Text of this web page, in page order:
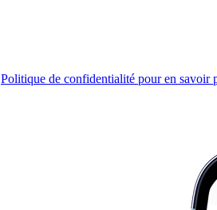
Politique de confidentialité pour en savoir